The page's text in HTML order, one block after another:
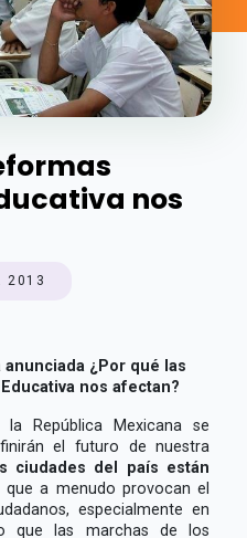
nos
2013
¿Por qué las
nos afectan?
República Mexicana se
el futuro de nuestra
ciudades del país están
que a menudo provocan el
especialmente en
que las marchas de los